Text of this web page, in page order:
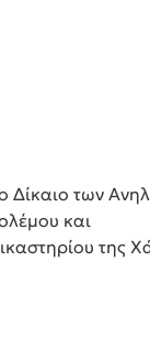
Δίκαιο των
και
της